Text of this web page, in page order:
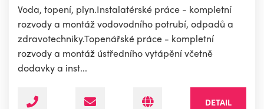
Voda, topení, plyn.Instalatérské práce - kompletní
rozvody a montáž vodovodního potrubí, odpadů a
zdravotechniky.Topenářské práce - kompletní
rozvody a montáž ústředního vytápění včetně
dodavky a inst...
DETAIL